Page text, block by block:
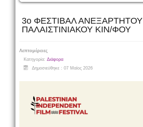
3ο ΦΕΣΤΙΒΑΛ ΑΝΕΞΑΡΤΗΤΟΥ
ΠΑΛΑΙΣΤΙΝΙΑΚΟΥ ΚΙΝ/ΦΟΥ
Λεπτομέρειες
Κατηγορία: Διάφορα
Δημοσιεύθηκε : 07 Μαϊος 2026